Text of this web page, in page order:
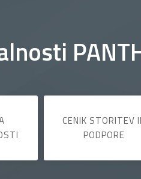
CENIK STORITEV
PODPORE